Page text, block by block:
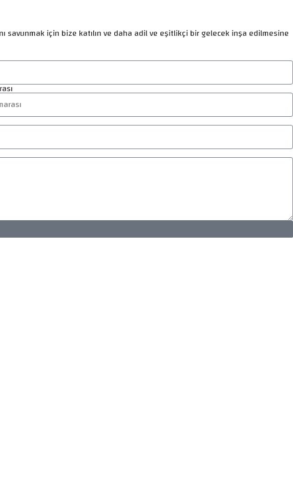
savunmak için bize katılın ve daha adil ve eşitlikçi bir gelecek inşa edilmesine